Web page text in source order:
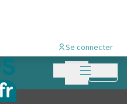
Menu
Se connecter
Menu Suivre